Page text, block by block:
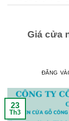
Giá cửa
ĐĂNG
23
Th3